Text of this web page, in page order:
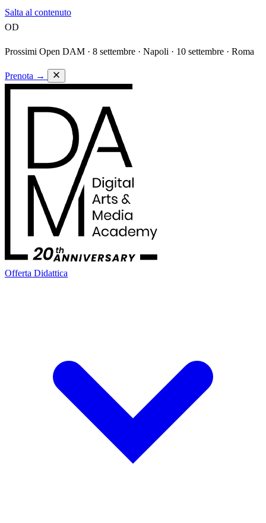
Salta al contenuto
OD
Prossimi Open DAM · 8 settembre · Napoli · 10 settembre · Roma
Prenota →
Offerta Didattica